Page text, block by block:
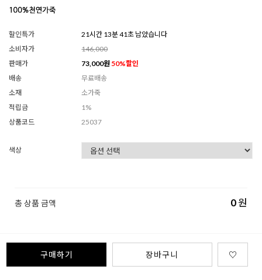
할인특가
21시간 13분 38초 남았습니다
소비자가
146,000
판매가
73,000원 50%할인
배송
무료배송
소재
소가죽
적립금
1%
상품코드
25037
색상
총 상품 금액 0원
구매하기 장바구니 ♡